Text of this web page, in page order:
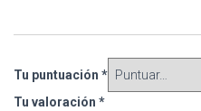
Tu puntuación *
Tu valoración *